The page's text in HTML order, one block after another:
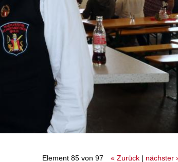
Element 85 von 97 « Zurück| nächster